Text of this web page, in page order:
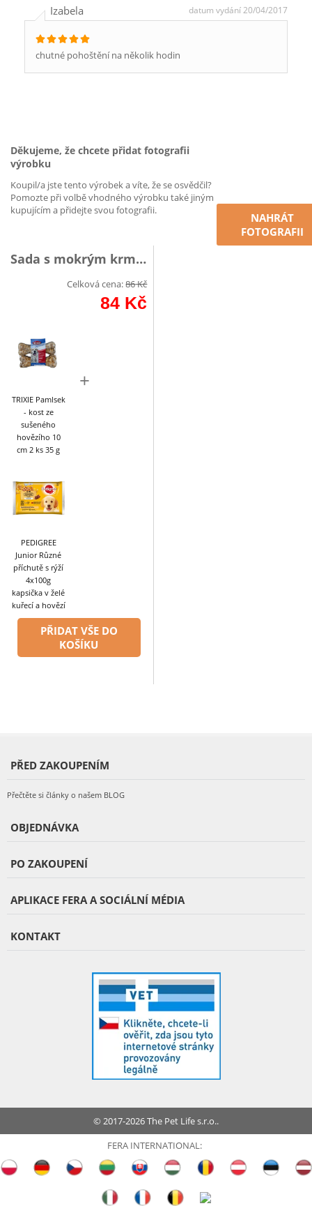
Izabela datum vydání 20/04/2017
chutné pohoštění na několik hodin
Děkujeme, že chcete přidat fotografii
výrobku
Koupil/a jste tento výrobek a víte, že se osvědčil?
Pomozte při volbě vhodného výrobku také jiným
kupujícím a přidejte svou fotografii.
NAHRÁT
FOTOGRAFII
Sada s mokrým krmivo
Celková cena:86Kč
84 Kč
TRIXIE Pamlsek
- kost ze
sušeného
hovězího 10
cm 2 ks 35 g
+
PEDIGREE
Junior Různé
příchutě s rýží
4x100g
kapsička v želé
kuřecí a hovězí
PŘIDAT VŠE DO
KOŠÍKU
PŘED ZAKOUPENÍM
Přečtěte si články o našem BLOG
OBJEDNÁVKA
PO ZAKOUPENÍ
APLIKACE FERA A SOCIÁLNÍ MÉDIA
KONTAKT
© 2017-2026 The Pet Life s.r.o..
FERA INTERNATIONAL: